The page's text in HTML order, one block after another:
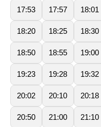
17:53 17:57 18:01
18:20 18:25 18:30
18:50 18:55 19:00
19:23 19:28 19:32
20:02 20:10 20:18
20:50 21:00 21:10